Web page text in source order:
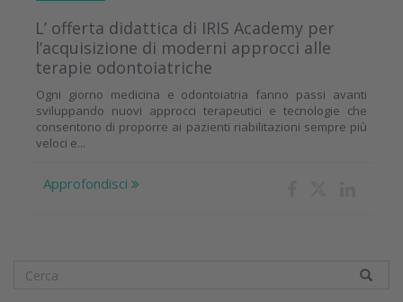
L’ offerta didattica di IRIS Academy per
l’acquisizione di moderni approcci alle
terapie odontoiatriche
Ogni giorno medicina e odontoiatria fanno passi avanti
sviluppando nuovi approcci terapeutici e tecnologie che
consentono di proporre ai pazienti riabilitazioni sempre più
veloci e...
Approfondisci